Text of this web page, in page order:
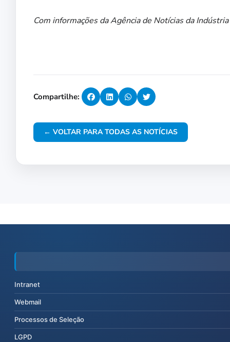
Com informações da Agência de Notícias da Indústria
Compartilhe:
← VOLTAR PARA TODAS AS NOTÍCIAS
Intranet
Webmail
Processos de Seleção
LGPD